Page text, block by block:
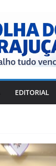
EDITORIAL